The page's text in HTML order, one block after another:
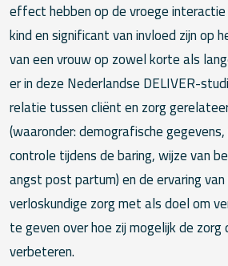
effect hebben op de vroege
kind en significant van invloed zijn op
van een vrouw op zowel korte als
er in deze Nederlandse DELIVER-
relatie tussen cliënt en zorg
(waaronder: demografische
controle tijdens de baring, wijze van
angst post partum) en de ervaring
verloskundige zorg met als doel om
te geven over hoe zij mogelijk de zorg
verbeteren.